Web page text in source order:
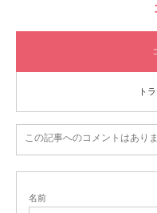
ト
この記事へのコメントはありま
名前